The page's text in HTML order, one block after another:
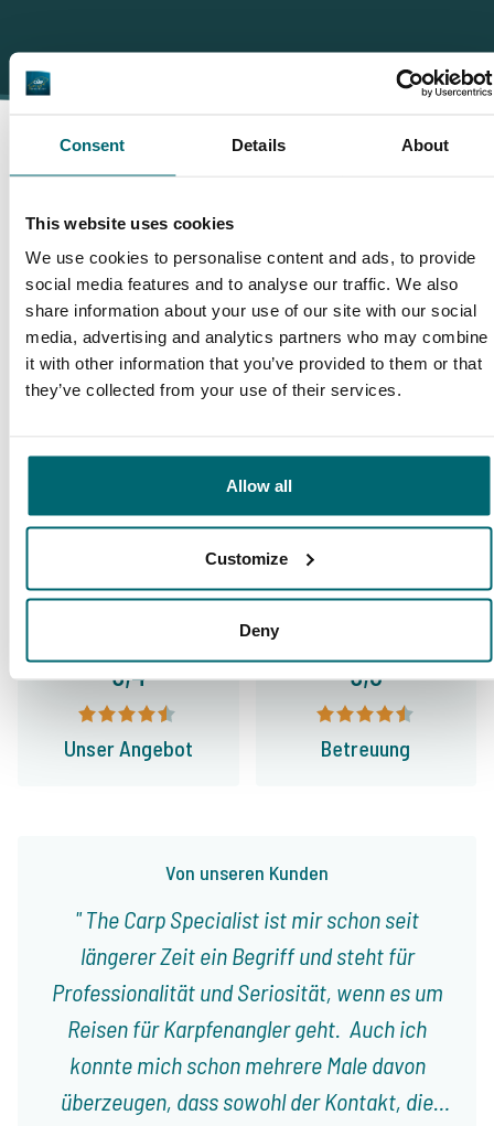
Consent Details About
This website uses cookies
We use cookies to personalise content and ads, to provide
social media features and to analyse our traffic. We also
share information about your use of our site with our social
media, advertising and analytics partners who may combine
it with other information that you’ve provided to them or that
they’ve collected from your use of their services.
Allow all
Customize
Deny
Carp Specialist
35010 Angler haben uns bereits bewertet
9,7
Allgemein
9,2
Anlagen
Von unseren Kunden
The Carp Specialist ist mir schon seit
längerer Zeit ein Begriff und steht für
Professionalität und Seriosität, wenn es um
Reisen für Karpfenangler geht. Auch ich
konnte mich schon mehrere Male davon
überzeugen, dass sowohl der Kontakt, die
9,4
Unser Angebot
9,3
Betreuung